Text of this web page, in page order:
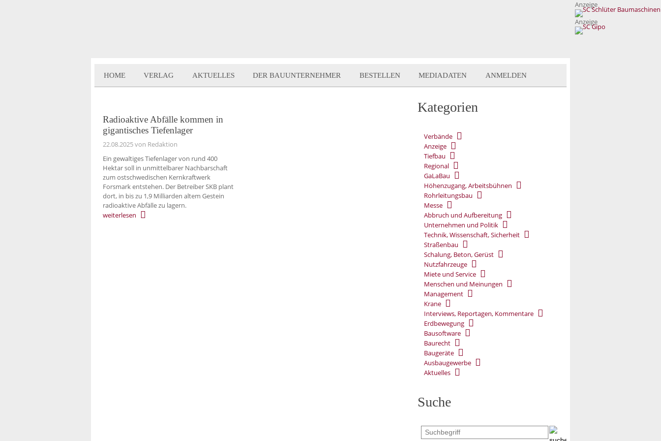
Anzeige
Anzeige
HOME VERLAG AKTUELLES DER BAUUNTERNEHMER BESTELLEN MEDIADATEN ANMELDEN
Radioaktive Abfälle kommen in
gigantisches Tiefenlager
22.08.2025von Redaktion
Ein gewaltiges Tiefenlager von rund 400
Hektar soll in unmittelbarer Nachbarschaft
zum ostschwedischen Kernkraftwerk
Forsmark entstehen. Der Betreiber SKB plant
dort, in bis zu 1,9 Milliarden altem Gestein
radioaktive Abfälle zu lagern.
weiterlesen
Kategorien
Verbände
Anzeige
Tiefbau
Regional
GaLaBau
Höhenzugang, Arbeitsbühnen
Rohrleitungsbau
Messe
Abbruch und Aufbereitung
Unternehmen und Politik
Technik, Wissenschaft, Sicherheit
Straßenbau
Schalung, Beton, Gerüst
Nutzfahrzeuge
Miete und Service
Menschen und Meinungen
Management
Krane
Interviews, Reportagen, Kommentare
Erdbewegung
Bausoftware
Baurecht
Baugeräte
Ausbaugewerbe
Aktuelles
Suche